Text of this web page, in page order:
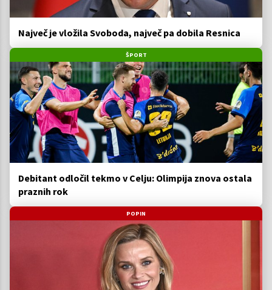
Največ je vložila Svoboda, največ pa dobila Resnica
ŠPORT
Debitant odločil tekmo v Celju: Olimpija znova ostala
praznih rok
POPIN